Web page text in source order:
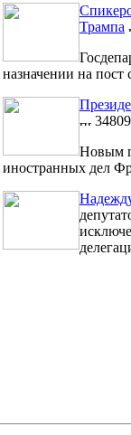
Трампа
назначении на пост
34809
Новым
иностранных дел